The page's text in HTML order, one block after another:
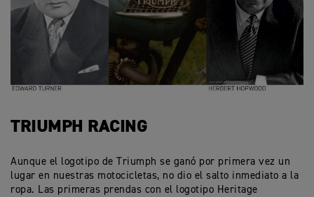
TRIUMPH RACING
Aunque el logotipo de Triumph se ganó por primera vez un
lugar en nuestras motocicletas, no dio el salto inmediato a la
ropa. Las primeras prendas con el logotipo Heritage